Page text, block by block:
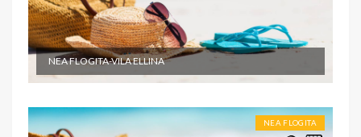
NEA FLOGITA-VILA ELLINA
NEA FLOGITA